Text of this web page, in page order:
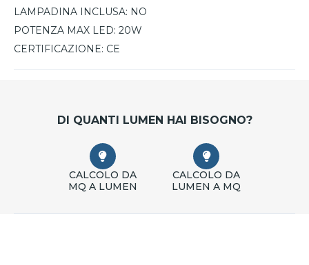
LAMPADINA INCLUSA: NO
POTENZA MAX LED: 20W
CERTIFICAZIONE: CE
DI QUANTI LUMEN HAI BISOGNO?
CALCOLO DA
MQ A LUMEN
CALCOLO DA
LUMEN A MQ